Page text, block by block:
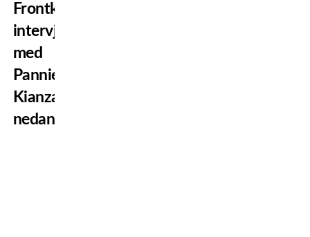
Frontkicks
intervju
med
Pannie
Kianzad
nedan!